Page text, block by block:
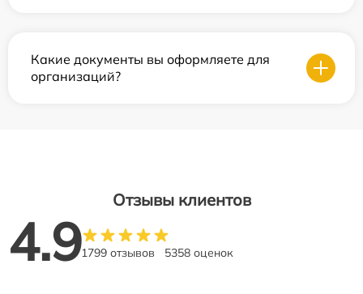
Какие документы вы оформляете для
организаций?
Отзывы клиентов
4.91799 отзывов 5358 оценок